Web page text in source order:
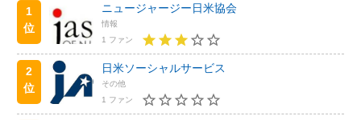
1
位
ニュージャージー日米協会
情報
1 ファン
2
位
日米ソーシャルサービス
その他
1 ファン